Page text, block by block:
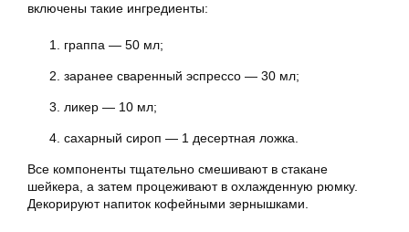
включены такие ингредиенты:
граппа — 50 мл;
заранее сваренный эспрессо — 30 мл;
ликер — 10 мл;
сахарный сироп — 1 десертная ложка.
Все компоненты тщательно смешивают в стакане
шейкера, а затем процеживают в охлажденную рюмку.
Декорируют напиток кофейными зернышками.